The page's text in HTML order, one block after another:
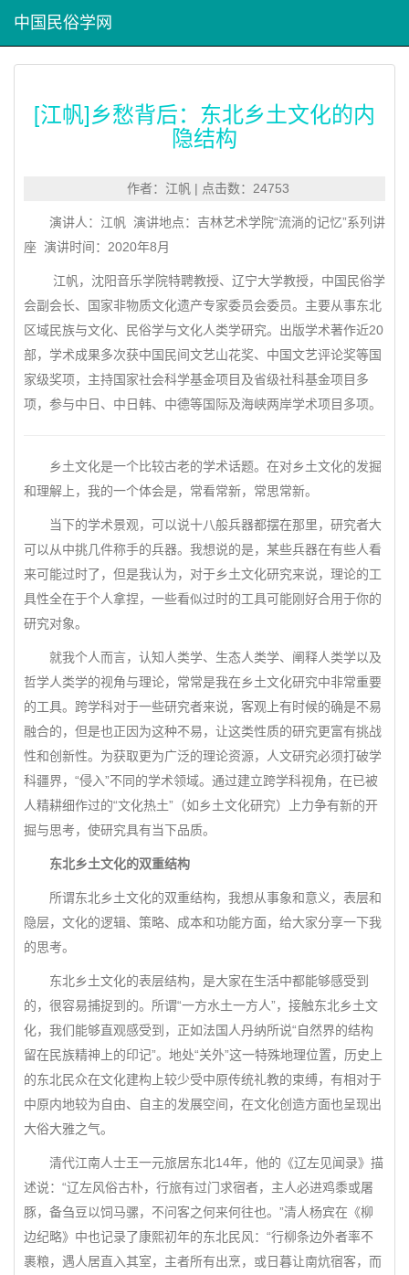
中国民俗学网
[江帆]乡愁背后：东北乡土文化的内
隐结构
作者：江帆 | 点击数：24753
演讲人：江帆 演讲地点：吉林艺术学院“流淌的记忆”系列讲
座 演讲时间：2020年8月
江帆，沈阳音乐学院特聘教授、辽宁大学教授，中国民俗学
会副会长、国家非物质文化遗产专家委员会委员。主要从事东北
区域民族与文化、民俗学与文化人类学研究。出版学术著作近20
部，学术成果多次获中国民间文艺山花奖、中国文艺评论奖等国
家级奖项，主持国家社会科学基金项目及省级社科基金项目多
项，参与中日、中日韩、中德等国际及海峡两岸学术项目多项。
乡土文化是一个比较古老的学术话题。在对乡土文化的发掘
和理解上，我的一个体会是，常看常新，常思常新。
当下的学术景观，可以说十八般兵器都摆在那里，研究者大
可以从中挑几件称手的兵器。我想说的是，某些兵器在有些人看
来可能过时了，但是我认为，对于乡土文化研究来说，理论的工
具性全在于个人拿捏，一些看似过时的工具可能刚好合用于你的
研究对象。
就我个人而言，认知人类学、生态人类学、阐释人类学以及
哲学人类学的视角与理论，常常是我在乡土文化研究中非常重要
的工具。跨学科对于一些研究者来说，客观上有时候的确是不易
融合的，但是也正因为这种不易，让这类性质的研究更富有挑战
性和创新性。为获取更为广泛的理论资源，人文研究必须打破学
科疆界，“侵入”不同的学术领域。通过建立跨学科视角，在已被
人精耕细作过的“文化热土”（如乡土文化研究）上力争有新的开
掘与思考，使研究具有当下品质。
东北乡土文化的双重结构
所谓东北乡土文化的双重结构，我想从事象和意义，表层和
隐层，文化的逻辑、策略、成本和功能方面，给大家分享一下我
的思考。
东北乡土文化的表层结构，是大家在生活中都能够感受到
的，很容易捕捉到的。所谓“一方水土一方人”，接触东北乡土文
化，我们能够直观感受到，正如法国人丹纳所说“自然界的结构
留在民族精神上的印记”。地处“关外”这一特殊地理位置，历史上
的东北民众在文化建构上较少受中原传统礼教的束缚，有相对于
中原内地较为自由、自主的发展空间，在文化创造方面也呈现出
大俗大雅之气。
清代江南人士王一元旅居东北14年，他的《辽左见闻录》描
述说：“辽左风俗古朴，行旅有过门求宿者，主人必进鸡黍或屠
豚，备刍豆以饲马骡，不问客之何来何往也。”清人杨宾在《柳
边纪略》中也记录了康熙初年的东北民风：“行柳条边外者率不
裹粮，遇人居直入其室，主者所有出烹，或日暮让南炕宿客，而